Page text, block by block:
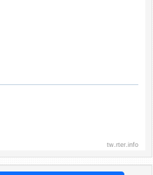
tw.rter.info